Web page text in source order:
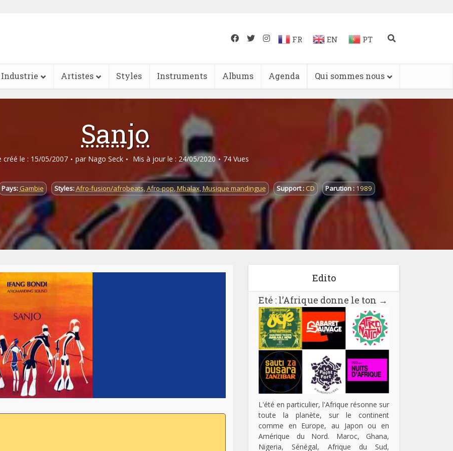
FR EN PT
Industrie Artistes Styles Instruments Albums Agenda Qui sommes nous
Sanjo
créé le : 15/05/2007 par Nago Seck Mis à jour le : 24/05/2020 74 Vues
Pays: Gambie Styles:Afro-fusion/afrobeats,Afro-pop,Mbalax,Musique mandingue Support :CD Parution :1989
Edito
Eté : l’Afrique donne le ton →
L'été en particulier, l'Afrique résonne sur
toute la planète, sur le continent
comme en Europe, au Japon ou en
Amérique du Nord. Maroc, Ghana,
Nigeria, Sénégal, Afrique du Sud,